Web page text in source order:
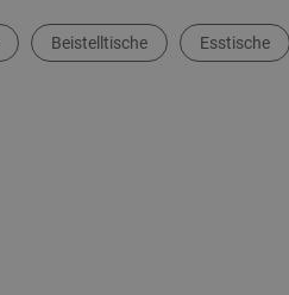
Beistelltische Esstische